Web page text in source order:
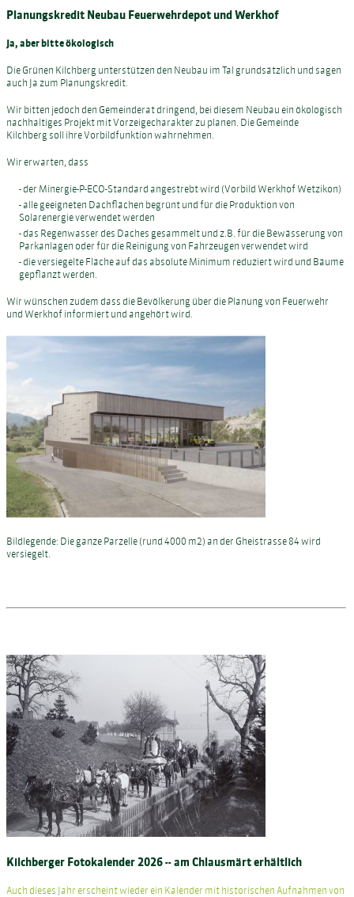
Planungskredit Neubau Feuerwehrdepot und Werkhof
Ja, aber bitte ökologisch
Die Grünen Kilchberg unterstützen den Neubau im Tal grundsätzlich und sagen
auch Ja zum Planungskredit.
Wir bitten jedoch den Gemeinderat dringend, bei diesem Neubau ein ökologisch
nachhaltiges Projekt mit Vorzeigecharakter zu planen. Die Gemeinde
Kilchberg soll ihre Vorbildfunktion wahrnehmen.
Wir erwarten, dass
- der Minergie-P-ECO-Standard angestrebt wird (Vorbild Werkhof Wetzikon)
- alle geeigneten Dachflächen begrünt und für die Produktion von
Solarenergie verwendet werden
- das Regenwasser des Daches gesammelt und z.B. für die Bewässerung von
Parkanlagen oder für die Reinigung von Fahrzeugen verwendet wird
- die versiegelte Fläche auf das absolute Minimum reduziert wird und Bäume
gepflanzt werden.
Wir wünschen zudem dass die Bevölkerung über die Planung von Feuerwehr
und Werkhof informiert und angehört wird.
Bildlegende: Die ganze Parzelle (rund 4000 m2) an der Gheistrasse 84 wird
versiegelt.
Kilchberger Fotokalender 2026 -- am Chlausmärt erhältlich
Auch dieses Jahr erscheint wieder ein Kalender mit historischen Aufnahmen von